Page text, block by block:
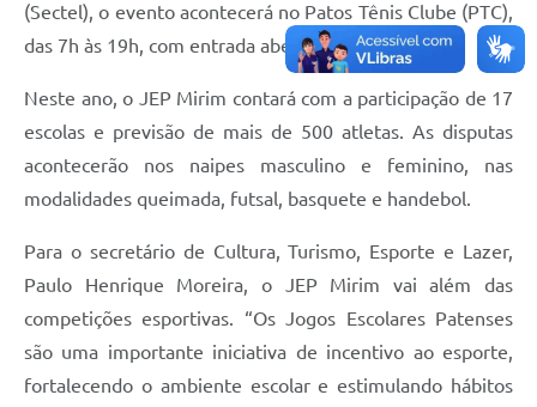
(Sectel), o evento acontecerá no Patos Tênis Clube (PTC),
das 7h às 19h, com entrada aberta ao público.
Neste ano, o JEP Mirim contará com a participação de 17
escolas e previsão de mais de 500 atletas. As disputas
acontecerão nos naipes masculino e feminino, nas
modalidades queimada, futsal, basquete e handebol.
Para o secretário de Cultura, Turismo, Esporte e Lazer,
Paulo Henrique Moreira, o JEP Mirim vai além das
competições esportivas. “Os Jogos Escolares Patenses
são uma importante iniciativa de incentivo ao esporte,
fortalecendo o ambiente escolar e estimulando hábitos